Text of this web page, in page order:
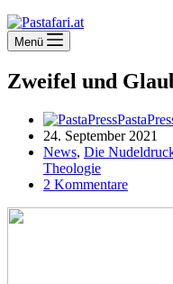
Menü
Zweifel und
24. September 2021
News, Die
Theologie
2 Kommentare